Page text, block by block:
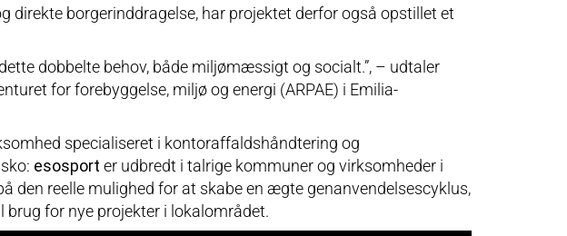
direkte borgerinddragelse, har projektet derfor også opstillet et
dobbelte behov, både miljømæssigt og socialt.”, – udtaler
for forebyggelse, miljø og energi (ARPAE) i Emilia-
specialiseret i kontoraffaldshåndtering og
esosport er udbredt i talrige kommuner og virksomheder i
den reelle mulighed for at skabe en ægte genanvendelsescyklus,
for nye projekter i lokalområdet.